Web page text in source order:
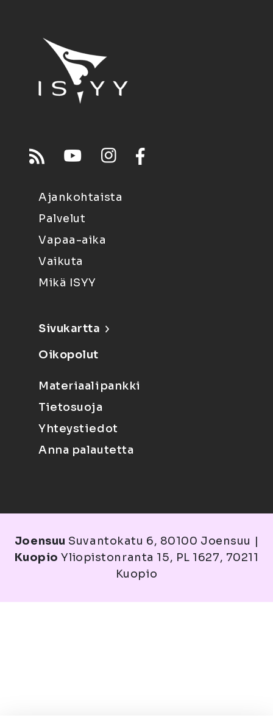
Ajankohtaista
Palvelut
Vapaa-aika
Vaikuta
Mikä ISYY
Sivukartta
Oikopolut
Materiaalipankki
Tietosuoja
Yhteystiedot
Anna palautetta
Joensuu Suvantokatu 6, 80100 Joensuu |
Kuopio Yliopistonranta 15, PL 1627, 70211
Kuopio